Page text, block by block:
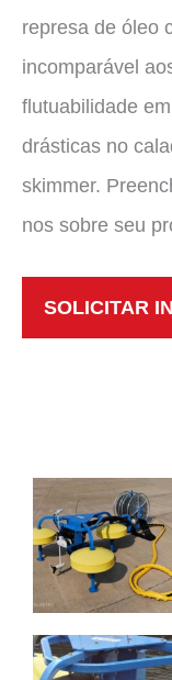
represa de óleo
incomparável
flutuabilidade
drásticas no
skimmer.
nos sobre seu
SOLICITAR